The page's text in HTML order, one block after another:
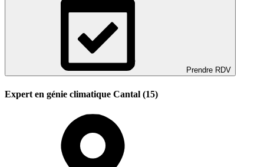
Prendre RDV
Expert en génie climatique Cantal (15)